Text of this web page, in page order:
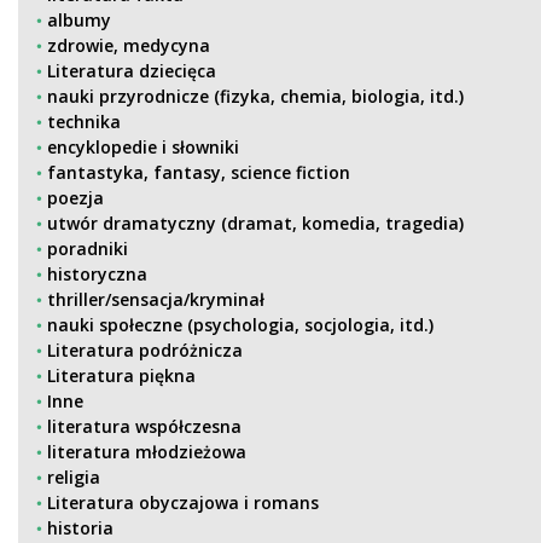
albumy
zdrowie, medycyna
Literatura dziecięca
nauki przyrodnicze (fizyka, chemia, biologia, itd.)
technika
encyklopedie i słowniki
fantastyka, fantasy, science fiction
poezja
utwór dramatyczny (dramat, komedia, tragedia)
poradniki
historyczna
thriller/sensacja/kryminał
nauki społeczne (psychologia, socjologia, itd.)
Literatura podróżnicza
Literatura piękna
Inne
literatura współczesna
literatura młodzieżowa
religia
Literatura obyczajowa i romans
historia